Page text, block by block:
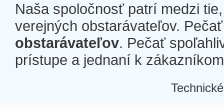
Naša spoločnosť patrí medzi
verejných obstarávateľov.
obstarávateľov. Pečať
prístupe a jednaní k